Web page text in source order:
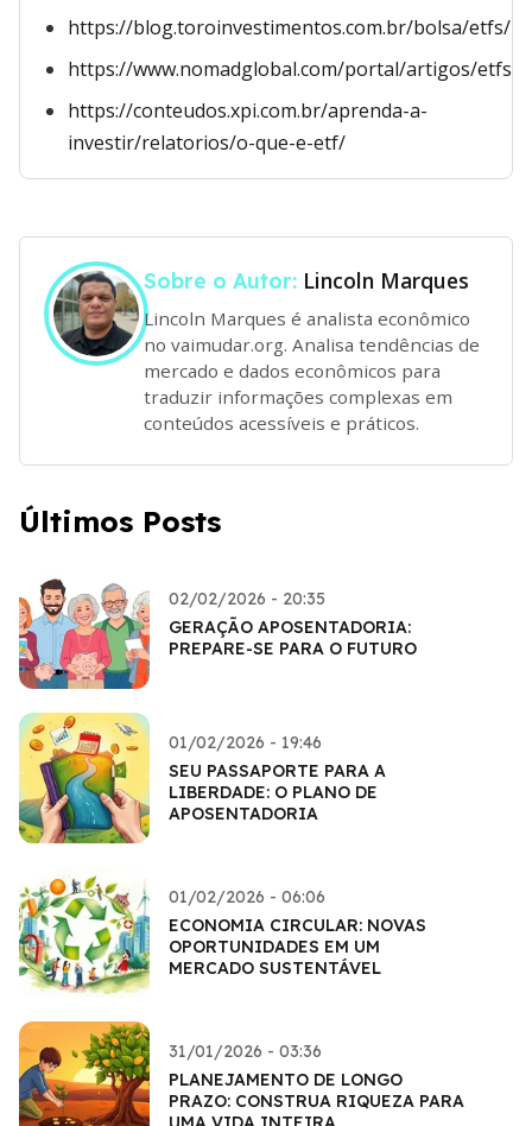
https://blog.toroinvestimentos.com.br/bolsa/etfs/
https://www.nomadglobal.com/portal/artigos/etfs
https://conteudos.xpi.com.br/aprenda-a-
investir/relatorios/o-que-e-etf/
Sobre o Autor: Lincoln Marques
Lincoln Marques é analista econômico
no vaimudar.org. Analisa tendências de
mercado e dados econômicos para
traduzir informações complexas em
conteúdos acessíveis e práticos.
Últimos Posts
02/02/2026 - 20:35
GERAÇÃO APOSENTADORIA:
PREPARE-SE PARA O FUTURO
01/02/2026 - 19:46
SEU PASSAPORTE PARA A
LIBERDADE: O PLANO DE
APOSENTADORIA
01/02/2026 - 06:06
ECONOMIA CIRCULAR: NOVAS
OPORTUNIDADES EM UM
MERCADO SUSTENTÁVEL
31/01/2026 - 03:36
PLANEJAMENTO DE LONGO
PRAZO: CONSTRUA RIQUEZA PARA